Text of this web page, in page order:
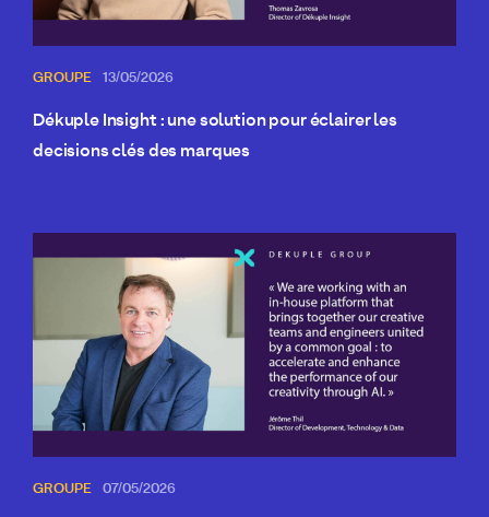
GROUPE 13/05/2026
Dékuple Insight : une solution pour éclairer les
decisions clés des marques
GROUPE 07/05/2026